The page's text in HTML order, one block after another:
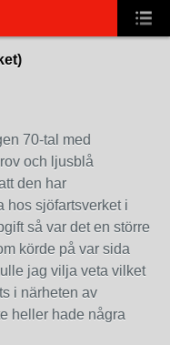
70-tal med
och ljusblå
den har
hos sjöfartsverket i
så var det en större
körde på var sida
jag vilja veta vilket
i närheten av
heller hade några